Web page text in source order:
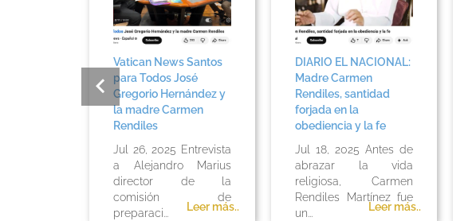
Vatican News Santos
para Todos José
Gregorio Hernández y
la madre Carmen
Rendiles
Jul 26, 2025 Entrevista
a Alejandro Marius
director de la
comisión de
preparaci...
Leer más..
DIARIO EL NACIONAL:
Madre Carmen
Rendiles, santidad
forjada en la
obediencia y la fe
Jul 18, 2025 Antes de
abrazar la vida
religiosa, Carmen
Rendiles Martínez fue
un...
Leer más..